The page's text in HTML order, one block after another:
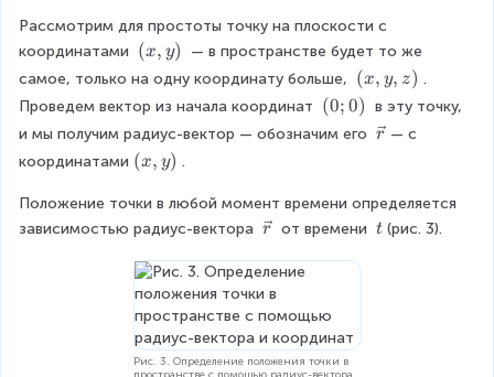
Рассмотрим для простоты точку на плоскости с
координатами (
x
y
)
(x, y)
— в пространстве будет то же
самое, только на одну координату больше, (
x
,
y
)
(x, y, z) .
Проведем вектор из начала координат (
0
(0; 0) в эту точку,
и мы получим радиус-вектор — обозначим его \
c
r
r — с
координатами (
,
y
(x, y) .
Положение точки в любой момент времени определяется
зависимостью радиус-вектора \
e
c
r
r от времени \
t (рис. 3).
Рис. 3. Определение положения точки в